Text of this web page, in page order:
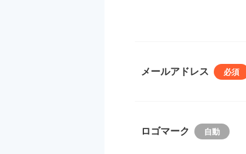
メールアドレス
ロゴマーク